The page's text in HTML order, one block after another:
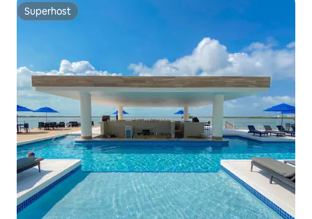
Superhost
Superhost